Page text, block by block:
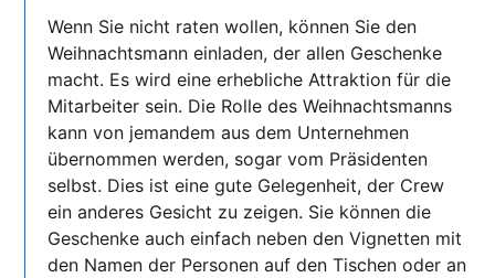
Wenn Sie nicht raten wollen, können Sie den
Weihnachtsmann einladen, der allen Geschenke
macht. Es wird eine erhebliche Attraktion für die
Mitarbeiter sein. Die Rolle des Weihnachtsmanns
kann von jemandem aus dem Unternehmen
übernommen werden, sogar vom Präsidenten
selbst. Dies ist eine gute Gelegenheit, der Crew
ein anderes Gesicht zu zeigen. Sie können die
Geschenke auch einfach neben den Vignetten mit
den Namen der Personen auf den Tischen oder an